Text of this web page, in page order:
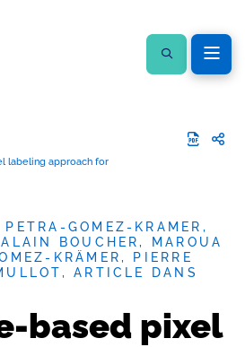
labeling approach for
GOMEZ-KRAMER,
BOUCHER, MAROUA
KRÄMER, PIERRE
ARTICLE DANS
based pixel